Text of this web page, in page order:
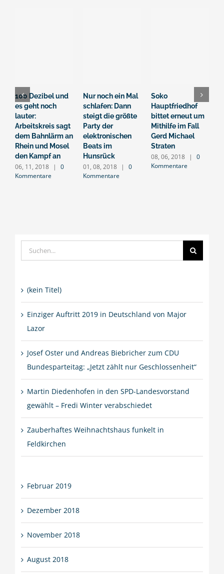
100 Dezibel und
es geht noch
lauter:
Arbeitskreis sagt
dem Bahnlärm an
Rhein und Mosel
den Kampf an
06, 11, 2018 |
0
Kommentare
Nur noch ein Mal
schlafen: Dann
steigt die größte
Party der
elektronischen
Beats im
Hunsrück
01, 08, 2018 |
0
Kommentare
Soko
Hauptfriedhof
bittet erneut um
Mithilfe im Fall
Gerd Michael
Straten
08, 06, 2018 |
0
Kommentare
Suche
nach:
(kein Titel)
Einziger Auftritt 2019 in Deutschland von Major
Lazor
Josef Oster und Andreas Biebricher zum CDU
Bundesparteitag: „Jetzt zählt nur Geschlossenheit“
Martin Diedenhofen in den SPD-Landesvorstand
gewählt – Fredi Winter verabschiedet
Zauberhaftes Weihnachtshaus funkelt in
Feldkirchen
Februar 2019
Dezember 2018
November 2018
August 2018